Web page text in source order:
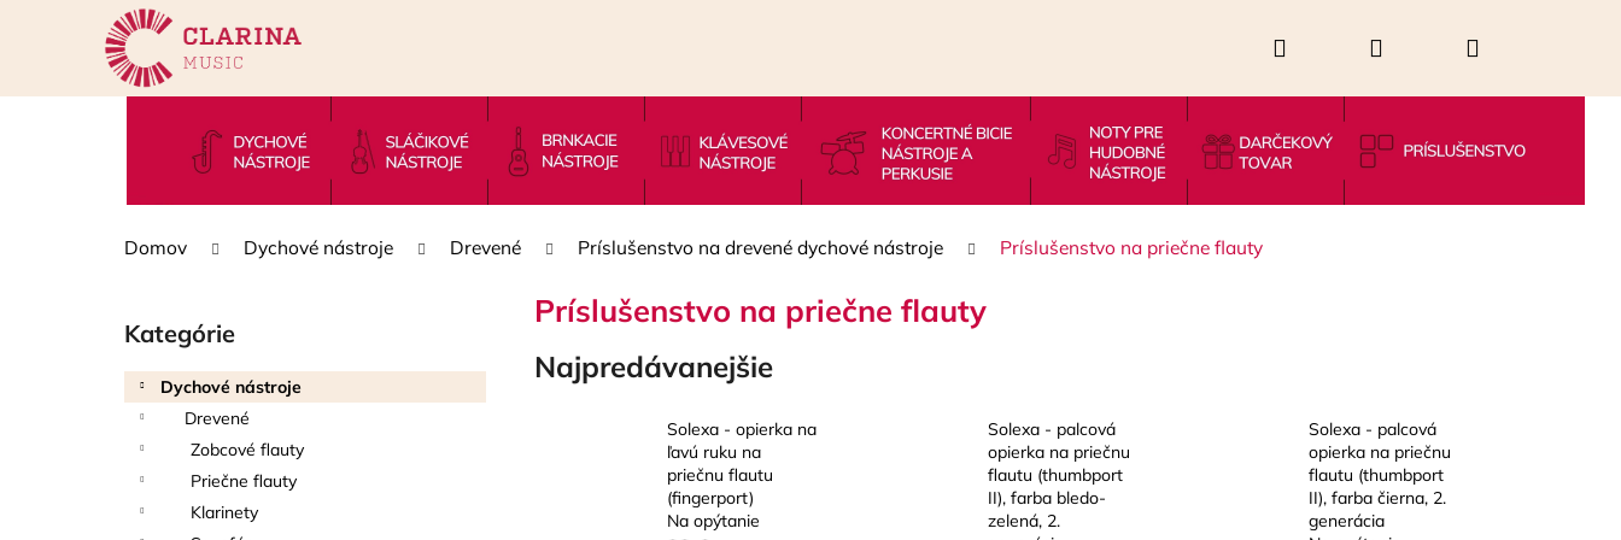
Hľadať PrihlásenieNákupný
košík
Domov Dychové nástroje Drevené Príslušenstvo na drevené dychové nástroje Príslušenstvo na priečne flauty
Preskočiť
kategórie
Kategórie
Dychové nástroje
Drevené
Zobcové flauty
Priečne flauty
Klarinety
Príslušenstvo na priečne flauty
Najpredávanejšie
Solexa - opierka na
ľavú ruku na
priečnu flautu
(fingerport)
Na opýtanie
Solexa - palcová
opierka na priečnu
flautu (thumbport
II), farba bledo-
zelená, 2.
Solexa - palcová
opierka na priečnu
flautu (thumbport
II), farba čierna, 2.
generácia
í
Späť
do
Späť
do
Čo potrebujete nájsť?
Odporúčame
Nasledujúce